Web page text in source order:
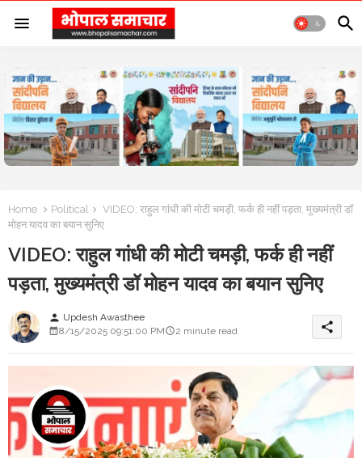
Home Political
VIDEO: राहुल गांधी की मोटी चमड़ी, फर्क ही नहीं पड़ता, मुख्यमंत्री डॉ
मोहन यादव का बयान सुनिए
VIDEO: राहुल गांधी की मोटी चमड़ी, फर्क ही नहीं
पड़ता, मुख्यमंत्री डॉ मोहन यादव का बयान सुनिए
person Updesh Awasthee
8/15/2025 09:51:00 PM
2 minute read share